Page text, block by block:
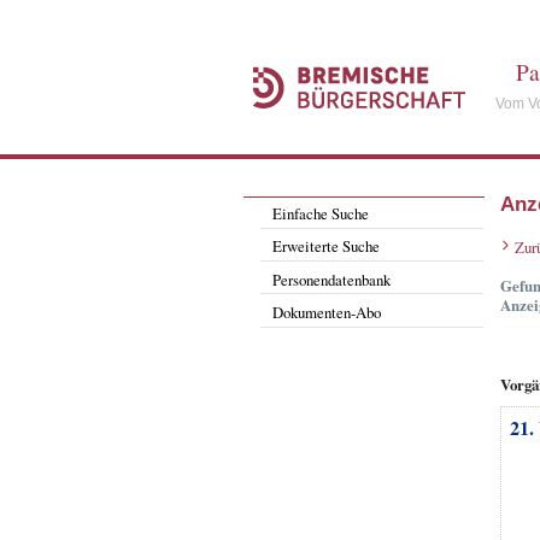
Vom
Einfache Suche
Erweiterte Suche
Personendatenbank
Dokumenten-Abo